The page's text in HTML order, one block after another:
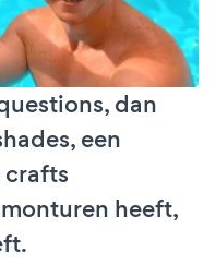
dan
een
heeft,